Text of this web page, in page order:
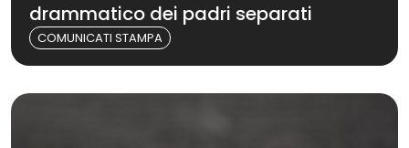
drammatico dei padri separati
COMUNICATI STAMPA